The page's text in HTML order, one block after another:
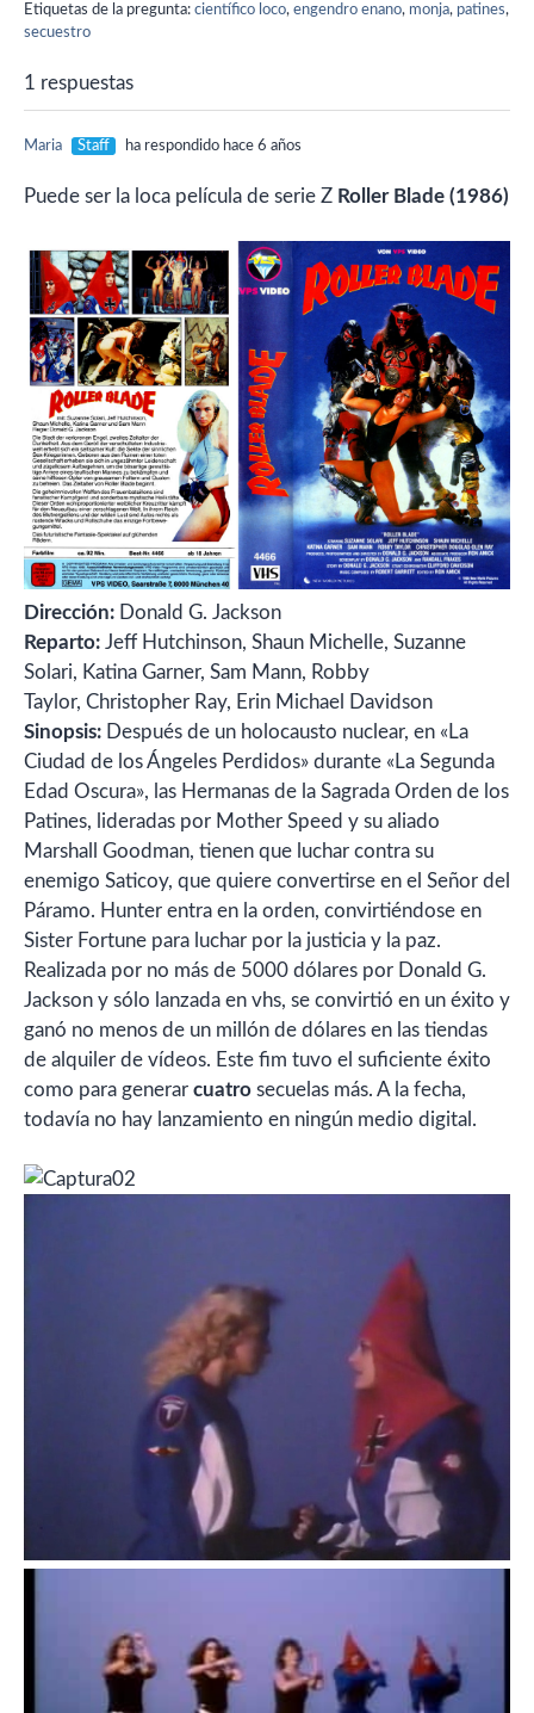
verdadero rostro. Era un
demonio y…
Etiquetas de la pregunta: científico loco, engendro enano, monja, patines,
secuestro
1 respuestas
Maria Staff ha respondido hace 6 años
Puede ser la loca película de serie Z Roller Blade (1986)
Dirección: Donald G. Jackson
Reparto: Jeff Hutchinson, Shaun Michelle, Suzanne
Solari, Katina Garner, Sam Mann, Robby
Taylor, Christopher Ray, Erin Michael Davidson
Sinopsis: Después de un holocausto nuclear, en «La
Ciudad de los Ángeles Perdidos» durante «La Segunda
Edad Oscura», las Hermanas de la Sagrada Orden de los
Patines, lideradas por Mother Speed ​​y su aliado
Marshall Goodman, tienen que luchar contra su
enemigo Saticoy, que quiere convertirse en el Señor del
Páramo. Hunter entra en la orden, convirtiéndose en
Sister Fortune para luchar por la justicia y la paz.
Realizada por no más de 5000 dólares por Donald G.
Jackson y sólo lanzada en vhs, se convirtió en un éxito y
ganó no menos de un millón de dólares en las tiendas
de alquiler de vídeos. Este fim tuvo el suficiente éxito
como para generar cuatro secuelas más. A la fecha,
todavía no hay lanzamiento en ningún medio digital.